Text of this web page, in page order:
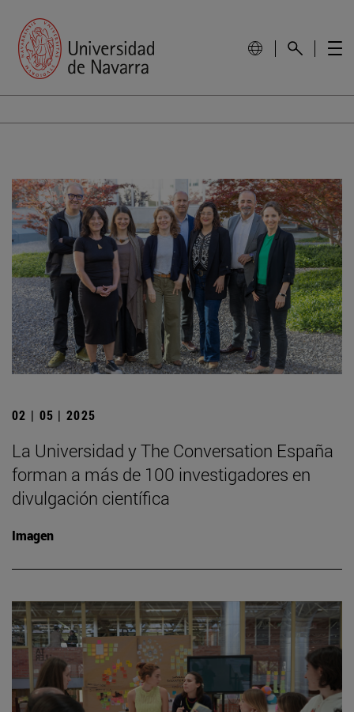
02 | 05 | 2025
La Universidad y The Conversation España
forman a más de 100 investigadores en
divulgación científica
Imagen